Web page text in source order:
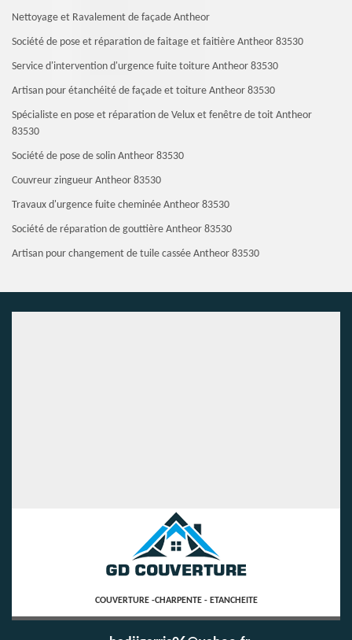
Nettoyage et Ravalement de façade Antheor
Société de pose et réparation de faitage et faitière Antheor 83530
Service d'intervention d'urgence fuite toiture Antheor 83530
Artisan pour étanchéité de façade et toiture Antheor 83530
Spécialiste en pose et réparation de Velux et fenêtre de toit Antheor
83530
Société de pose de solin Antheor 83530
Couvreur zingueur Antheor 83530
Travaux d'urgence fuite cheminée Antheor 83530
Société de réparation de gouttière Antheor 83530
Artisan pour changement de tuile cassée Antheor 83530
COUVERTURE -CHARPENTE - ETANCHEITE